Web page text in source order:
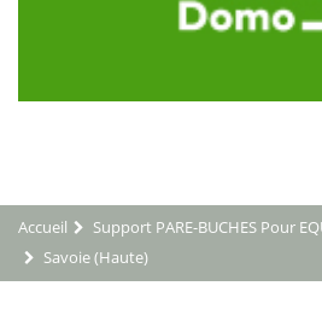
Accueil Support PARE-BUCHES Pour
Savoie (Haute)